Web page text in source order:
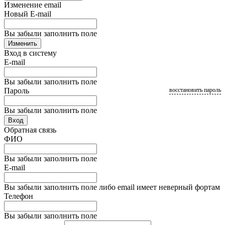
Изменение email
Новый E-mail
Вы забыли заполнить поле
Изменить
Вход в систему
E-mail
Вы забыли заполнить поле
Пароль
Вы забыли заполнить поле
восстановить пароль
Вход
Обратная связь
ФИО
Вы забыли заполнить поле
E-mail
Вы забыли заполнить поле либо email имеет неверный фортам
Телефон
Вы забыли заполнить поле